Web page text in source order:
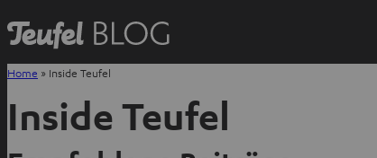
Home » Inside Teufel
Inside Teufel